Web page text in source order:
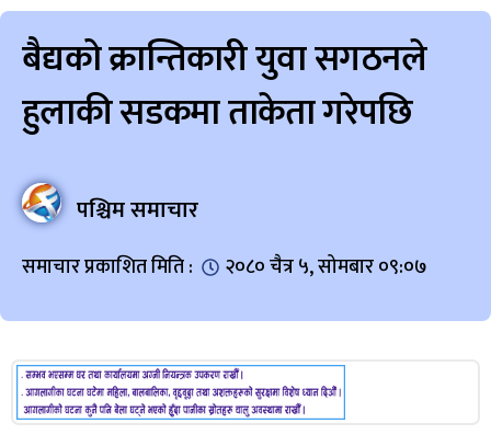
बैद्यको क्रान्तिकारी युवा सगठनले
हुलाकी सडकमा ताकेता गरेपछि
पश्चिम समाचार
समाचार प्रकाशित मिति : २०८० चैत्र ५, सोमबार ०९:०७